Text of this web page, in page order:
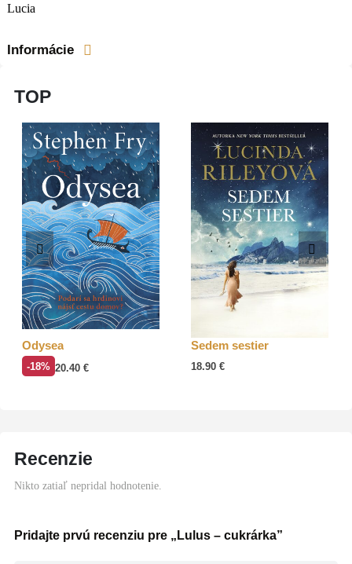
Lucia
Informácie
TOP
Odysea
-18% 20.40 €
Sedem sestier
18.90€
Recenzie
Nikto zatiaľ nepridal hodnotenie.
Pridajte prvú recenziu pre „Lulus – cukrárka”